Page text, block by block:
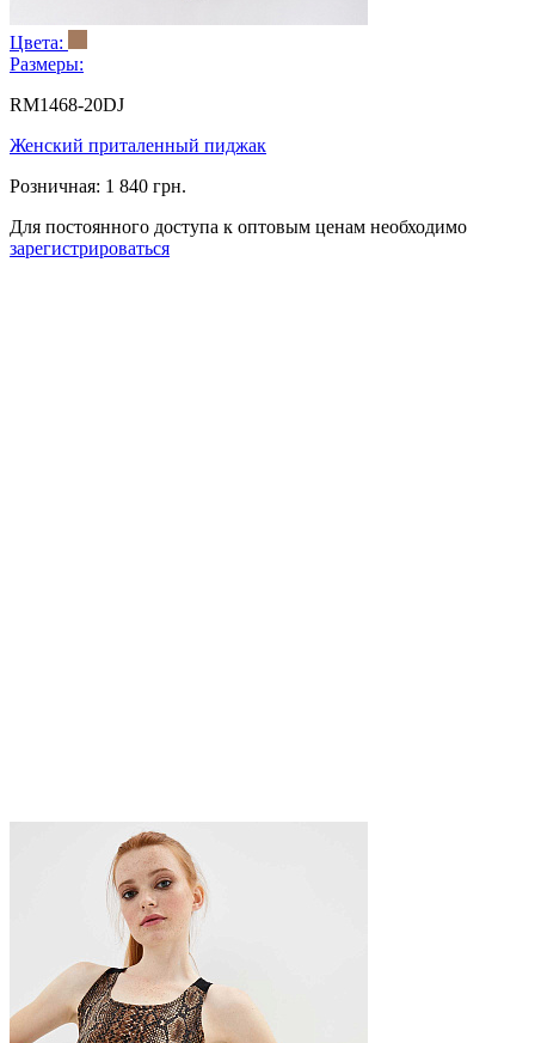
Цвета:
Размеры:
RM1468-20DJ
Женский приталенный пиджак
Розничная: 1 840 грн.
Для постоянного доступа к оптовым ценам необходимо
зарегистрироваться